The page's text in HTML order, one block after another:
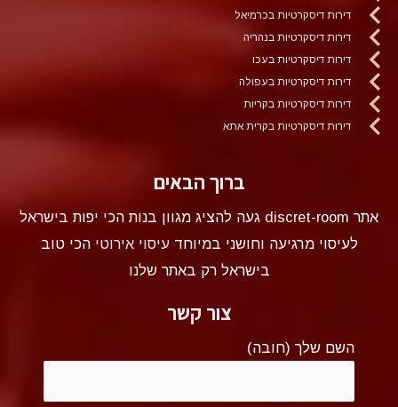
דירות דיסקרטיות בכרמיאל
דירות דיסקרטיות בנהריה
דירות דיסקרטיות בעכו
דירות דיסקרטיות בעפולה
דירות דיסקרטיות בקריות
דירות דיסקרטיות בקרית אתא
ברוך הבאים
אתר discret-room געה להציג מגוון בנות הכי יפות בישראל
לעיסוי מרגיעה וחושני במיוחדעיסוי אירוטי הכי טוב
בישראל רק באתר שלנו
צור קשר
השם שלך (חובה)